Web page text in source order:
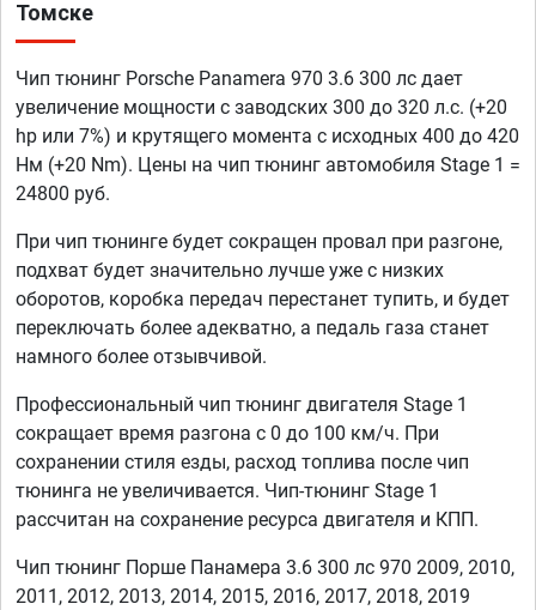
Томске
Чип тюнинг Porsche Panamera 970 3.6 300 лс дает
увеличение мощности с заводских 300 до 320 л.с. (+20
hp или 7%) и крутящего момента с исходных 400 до 420
Нм (+20 Nm). Цены на чип тюнинг автомобиля Stage 1 =
24800 руб.
При чип тюнинге будет сокращен провал при разгоне,
подхват будет значительно лучше уже с низких
оборотов, коробка передач перестанет тупить, и будет
переключать более адекватно, а педаль газа станет
намного более отзывчивой.
Профессиональный чип тюнинг двигателя Stage 1
сокращает время разгона с 0 до 100 км/ч. При
сохранении стиля езды, расход топлива после чип
тюнинга не увеличивается. Чип-тюнинг Stage 1
рассчитан на сохранение ресурса двигателя и КПП.
Чип тюнинг Порше Панамера 3.6 300 лс 970 2009, 2010,
2011, 2012, 2013, 2014, 2015, 2016, 2017, 2018, 2019